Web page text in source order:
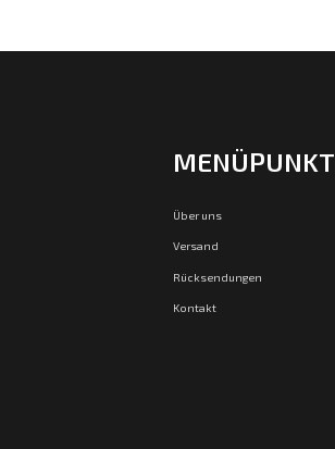
Über uns
Versand
Rücksendungen
Kontakt